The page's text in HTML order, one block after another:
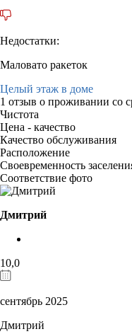
Недостатки:
Маловато ракеток
Целый этаж в доме
1 отзыв о проживании со
Чистота
Цена - качество
Качество обслуживания
Расположение
Своевременность
Соответствие фото
Дмитрий
10,0
сентябрь 2025
Дмитрий